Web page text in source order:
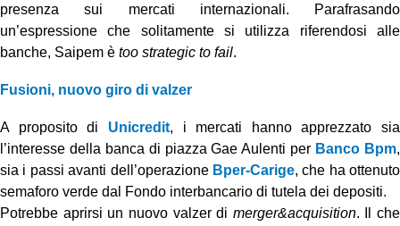
presenza sui mercati internazionali. Parafrasando
un’espressione che solitamente si utilizza riferendosi alle
banche, Saipem è too strategic to fail.
Fusioni, nuovo giro di valzer
A proposito di Unicredit, i mercati hanno apprezzato sia
l’interesse della banca di piazza Gae Aulenti per Banco Bpm,
sia i passi avanti dell’operazione Bper-Carige, che ha ottenuto
semaforo verde dal Fondo interbancario di tutela dei depositi.
Potrebbe aprirsi un nuovo valzer di merger&acquisition. Il che